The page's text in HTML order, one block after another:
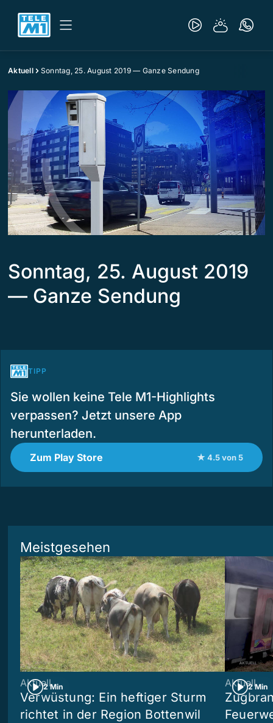
Aktuell Sonntag, 25. August 2019 — Ganze Sendung
Sonntag, 25. August 2019
— Ganze Sendung
TIPP
Sie wollen keine Tele M1-Highlights
verpassen? Jetzt unsere App
herunterladen.
Zum Play Store ★ 4.5 von 5
Meistgesehen
2 Min
Aktuell
Verwüstung: Ein heftiger Sturm
richtet in der Region Bottenwil
2 Min
Aktuell